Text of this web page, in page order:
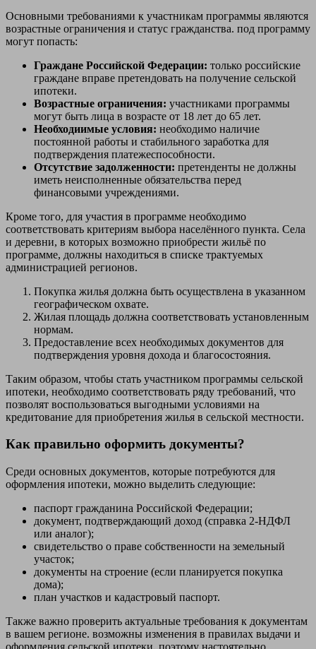
Основными требованиями к участникам программы являются
возрастные ограничения и статус гражданства. под программу
могут попасть:
Граждане Российской Федерации: только российские
граждане вправе претендовать на получение сельской
ипотеки.
Возрастные ограничения: участниками программы
могут быть лица в возрасте от 18 лет до 65 лет.
Необходиимые условия: необходимо наличие
постоянной работы и стабильного заработка для
подтверждения платежеспособности.
Отсутствие задолженности: претенденты не должны
иметь неисполненные обязательства перед
финансовыми учреждениями.
Кроме того, для участия в программе необходимо
соответствовать критериям выбора населённого пункта. Села
и деревни, в которых возможно приобрести жильё по
программе, должны находиться в списке трактуемых
администрацией регионов.
Покупка жилья должна быть осуществлена в указанном
географическом охвате.
Жилая площадь должна соответствовать установленным
нормам.
Предоставление всех необходимых документов для
подтверждения уровня дохода и благосостояния.
Таким образом, чтобы стать участником программы сельской
ипотеки, необходимо соответствовать ряду требований, что
позволят воспользоваться выгодными условиями на
кредитование для приобретения жилья в сельской местности.
Как правильно оформить документы?
Среди основных документов, которые потребуются для
оформления ипотеки, можно выделить следующие:
паспорт гражданина Российской Федерации;
документ, подтверждающий доход (справка 2-НДФЛ
или аналог);
свидетельство о праве собственности на земельный
участок;
документы на строение (если планируется покупка
дома);
план участков и кадастровый паспорт.
Также важно проверить актуальные требования к документам
в вашем регионе. возможны изменения в правилах выдачи и
оформления сельской ипотеки, поэтому настоятельно